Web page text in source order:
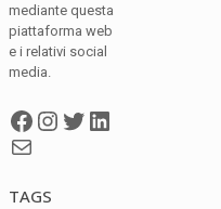
mediante questa
piattaforma web
e i relativi social
media.
Facebook
Instagram
Twitter
LinkedIn
Mail
TAGS